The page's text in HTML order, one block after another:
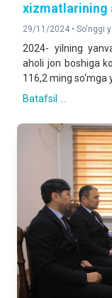
xizmatlarining
29/11/2024 • So'nggi
2024- yilning
aholi jon boshiga
116,2 ming so‘mga
Batafsil ...